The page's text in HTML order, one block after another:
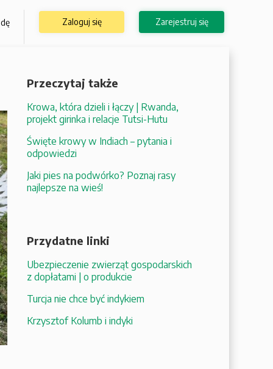
Zaloguj się Zarejestruj się
Przeczytaj także
Krowa, która dzieli i łączy | Rwanda,
projekt girinka i relacje Tutsi-Hutu
Święte krowy w Indiach – pytania i
odpowiedzi
Jaki pies na podwórko? Poznaj rasy
najlepsze na wieś!
Przydatne linki
Ubezpieczenie zwierząt gospodarskich
z dopłatami | o produkcie
Turcja nie chce być indykiem
Krzysztof Kolumb i indyki